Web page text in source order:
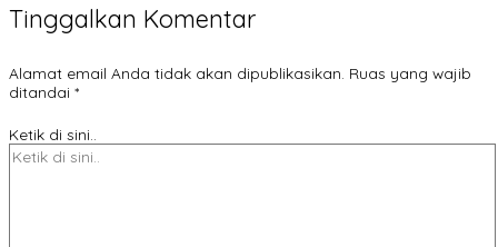
Tinggalkan Komentar
Alamat email Anda tidak akan dipublikasikan. Ruas yang wajib
ditandai *
Ketik di sini..